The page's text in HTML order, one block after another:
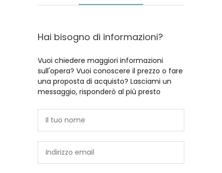
Hai bisogno di informazioni?
Vuoi chiedere maggiori informazioni
sull'opera? Vuoi conoscere il prezzo o fare
una proposta di acquisto? Lasciami un
messaggio, risponderò al più presto